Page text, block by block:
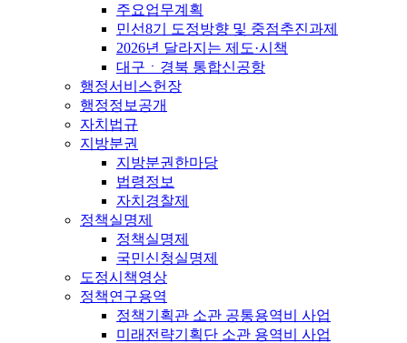
주요업무계획
민선8기 도정방향 및 중점추진과제
2026년 달라지는 제도·시책
대구ㆍ경북 통합신공항
행정서비스헌장
행정정보공개
자치법규
지방분권
지방분권한마당
법령정보
자치경찰제
정책실명제
정책실명제
국민신청실명제
도정시책영상
정책연구용역
정책기획관 소관 공통용역비 사업
미래전략기획단 소관 용역비 사업